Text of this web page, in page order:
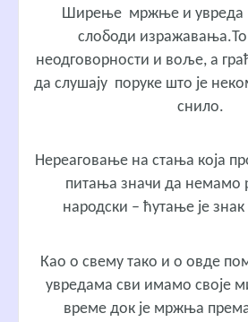
Ширење мржње и увреда
слободи изражавања.То
неодговорности и воље, а
да слушају поруке што је
снило.
Нереаговање на стања која
питања значи да
народски – ћутање је
Као о свему тако и о овде
увредама сви имамо своје
време док је мржња